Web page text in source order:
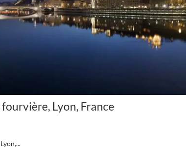
Lyon, France